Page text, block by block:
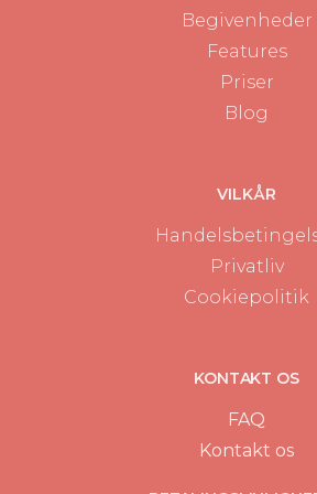
gæsterne får automatisk besked
En digital invitation til babyshower
ét sted og skaber et professionelt, men
Sådan laver du den perfekte
er smuk og praktisk. Du starter med at
din tekst og tilføjer eventuelle ekstra
Vælg det rigtige design
der passer til den kommende mors
Neutrale toner og minimalistisk
Begivenheder
Features
Priser
Blog
VILKÅR
Privatliv
Cookiepolitik
KONTAKT OS
FAQ
Kontakt os